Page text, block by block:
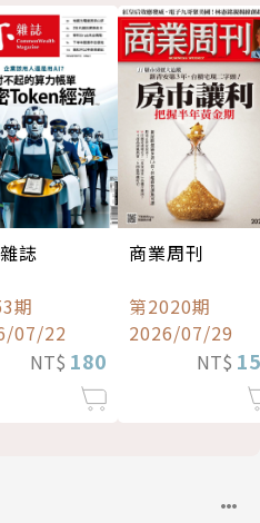
誌
期
07/22
NT$ 180
商業周刊
第2020期
2026/07/29
NT$